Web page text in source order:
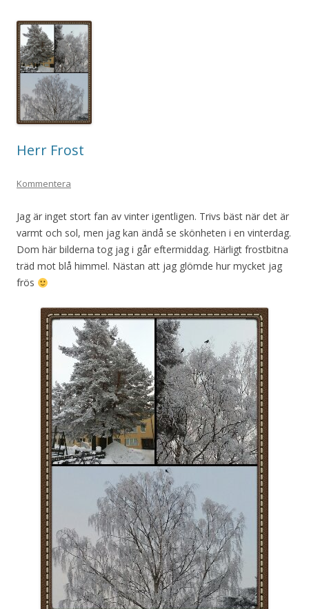
Herr Frost
Kommentera
Jag är inget stort fan av vinter igentligen. Trivs bäst när det är
varmt och sol, men jag kan ändå se skönheten i en vinterdag.
Dom här bilderna tog jag i går eftermiddag. Härligt frostbitna
träd mot blå himmel. Nästan att jag glömde hur mycket jag
frös